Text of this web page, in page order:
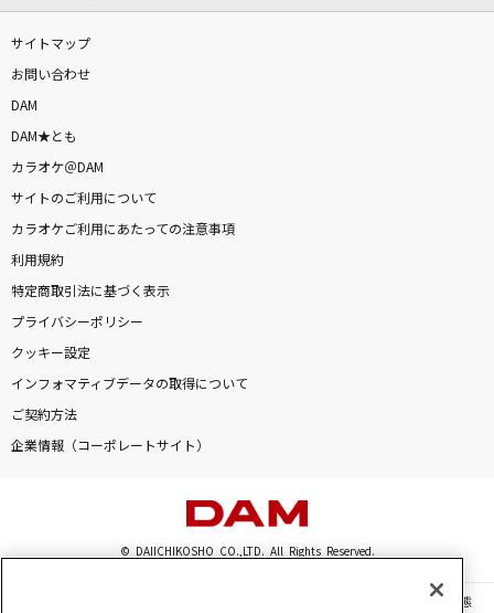
サイトマップ
お問い合わせ
DAM
DAM★とも
カラオケ＠DAM
サイトのご利用について
カラオケご利用にあたっての注意事項
利用規約
特定商取引法に基づく表示
プライバシーポリシー
クッキー設定
インフォマティブデータの取得について
ご契約方法
企業情報（コーポレートサイト）
© DAIICHIKOSHO CO.,LTD. All Rights Reserved.
このサイトに掲載されている一切の文章・画像・写真・動画・音声等を、手段や形態